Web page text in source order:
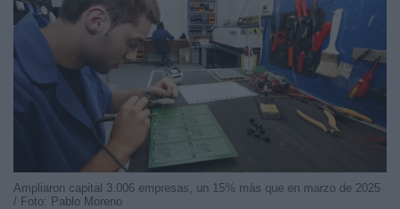
Ampliaron capital 3.006 empresas, un 15% más que en marzo de 2025
/ Foto: Pablo Moreno